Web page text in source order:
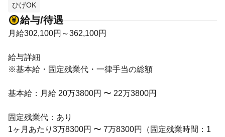
ひげOK
給与/待遇
月給302,100円～362,100円
給与詳細
※基本給・固定残業代・一律手当の総額
基本給：月給 20万3800円 〜 22万3800円
固定残業代：あり
1ヶ月あたり3万8300円 〜 7万8300円（固定残業時間：1